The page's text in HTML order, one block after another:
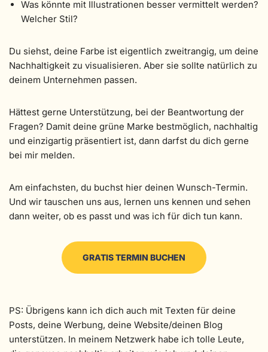
Was könnte mit Illustrationen besser vermittelt werden?
Welcher Stil?
Du siehst, deine Farbe ist eigentlich zweitrangig, um deine
Nachhaltigkeit zu visualisieren. Aber sie sollte natürlich zu
deinem Unternehmen passen.
Hättest gerne Unterstützung, bei der Beantwortung der
Fragen? Damit deine grüne Marke bestmöglich, nachhaltig
und einzigartig präsentiert ist, dann darfst du dich gerne
bei mir melden.
Am einfachsten, du buchst hier deinen Wunsch-Termin.
Und wir tauschen uns aus, lernen uns kennen und sehen
dann weiter, ob es passt und was ich für dich tun kann.
GRATIS TERMIN BUCHEN
PS: Übrigens kann ich dich auch mit Texten für deine
Posts, deine Werbung, deine Website/deinen Blog
unterstützen. In meinem Netzwerk habe ich tolle Leute,